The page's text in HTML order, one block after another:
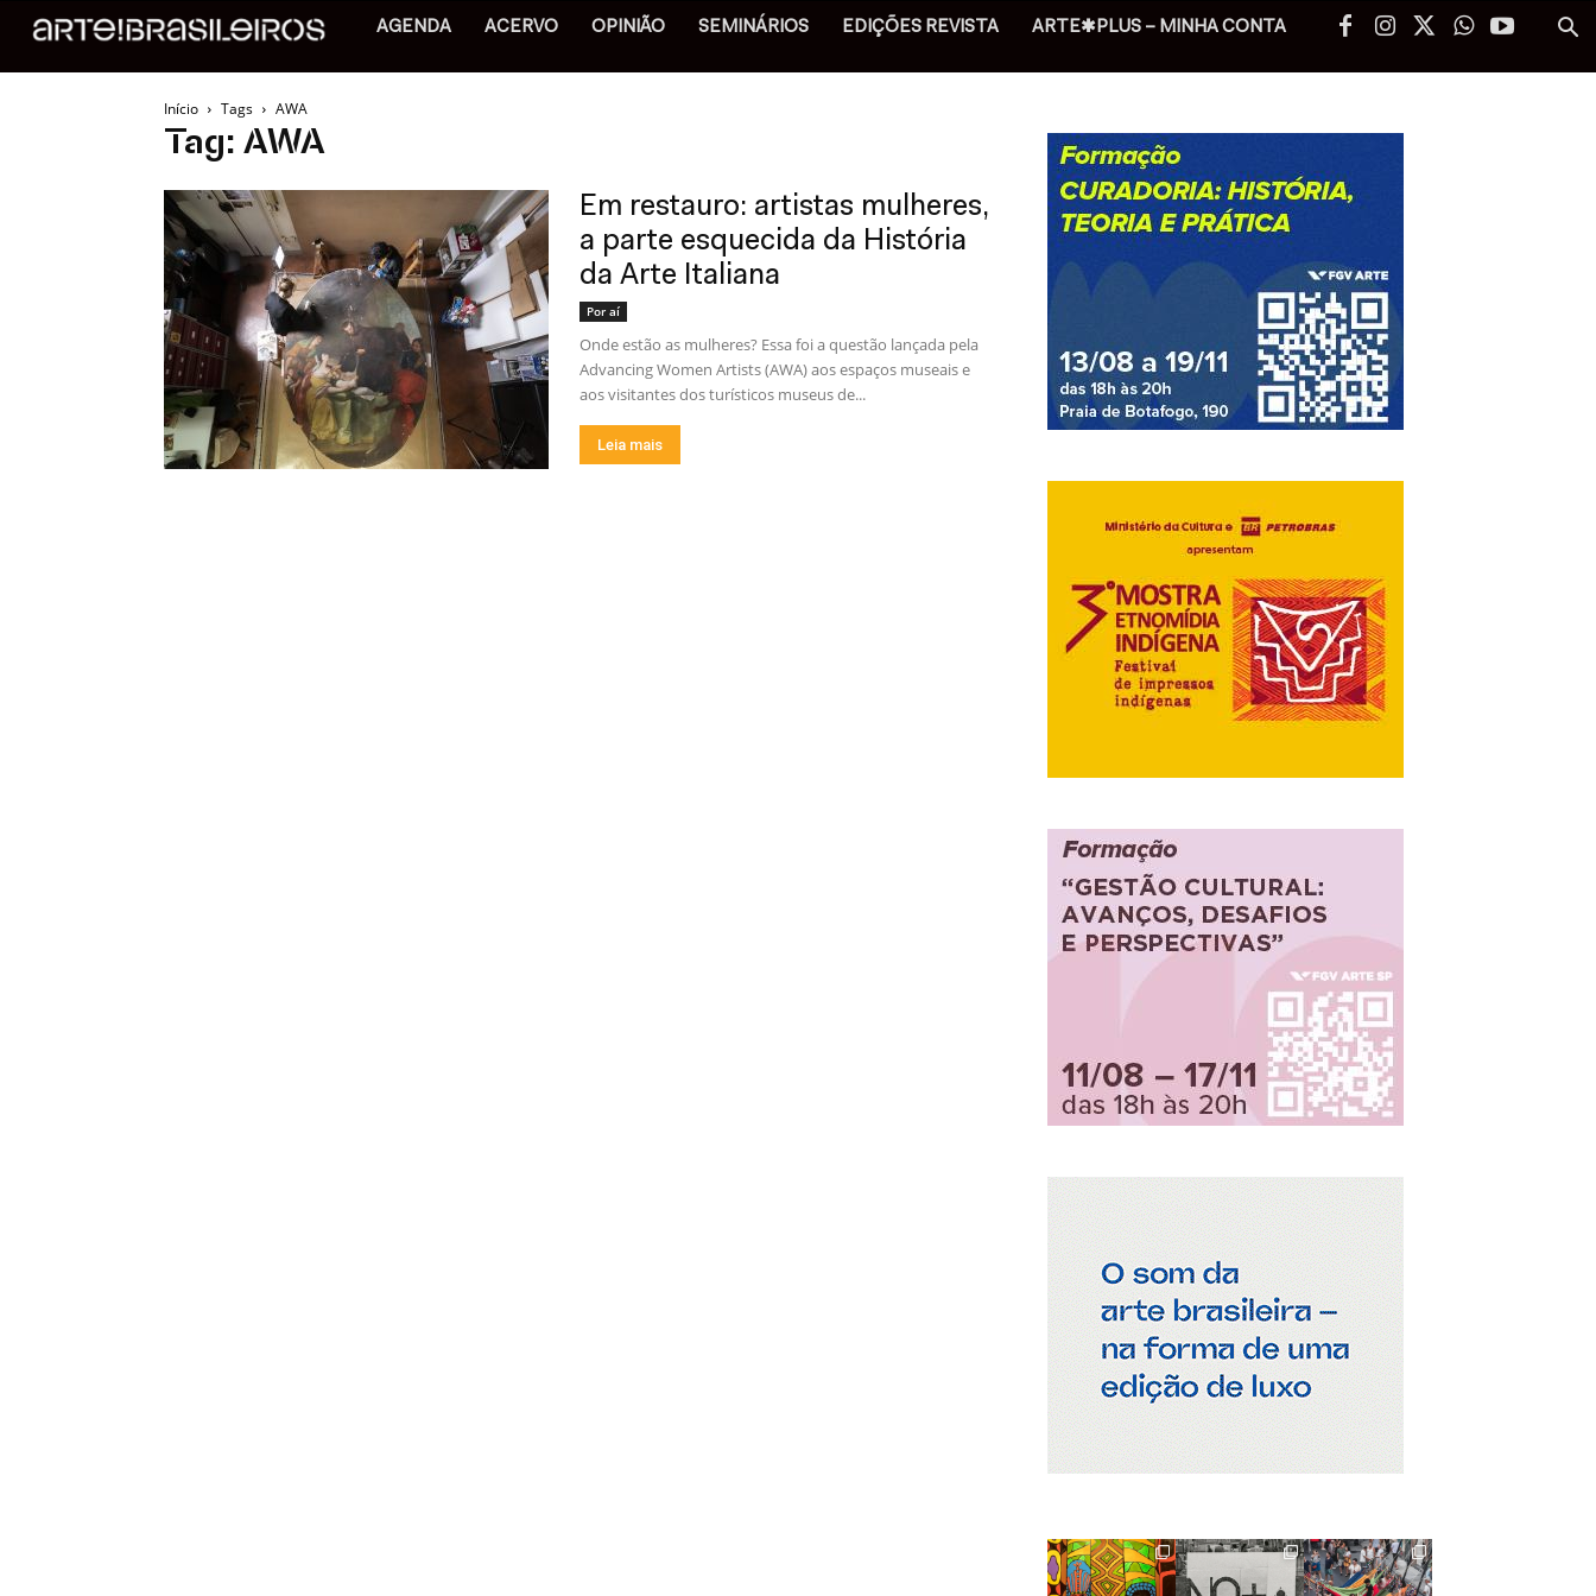
AGENDA ACERVO OPINIÃO SEMINÁRIOS EDIÇÕES REVISTA ARTE✱PLUS – MINHA CONTA
Início Tags AWA
Tag: AWA
Em restauro: artistas mulheres,
a parte esquecida da História
da Arte Italiana
Por aí
Onde estão as mulheres? Essa foi a questão lançada pela
Advancing Women Artists (AWA) aos espaços museais e
aos visitantes dos turísticos museus de...
Leia mais